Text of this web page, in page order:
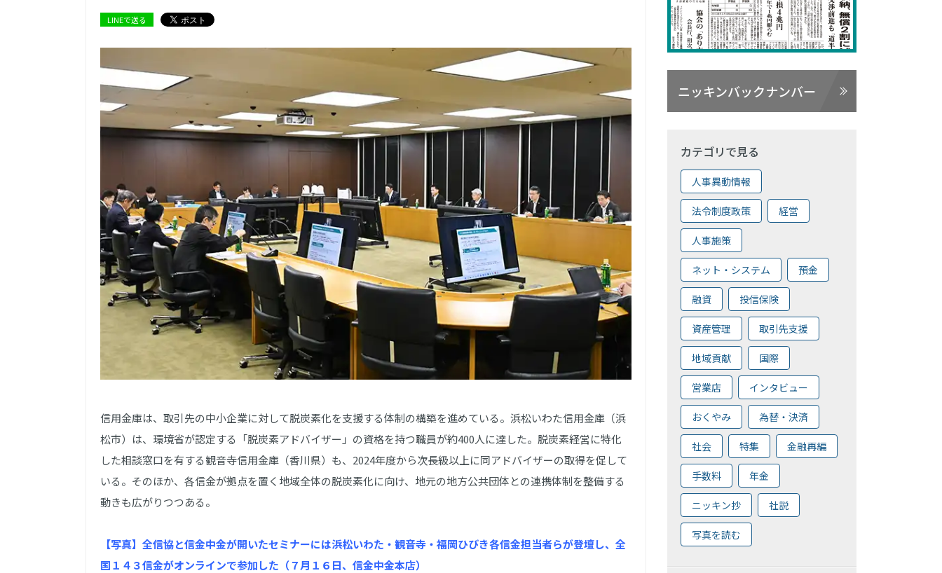
LINEで送る
信用金庫は、取引先の中小企業に対して脱炭素化を支援する体制の構築を進めている。浜松いわた信用金庫（浜
松市）は、環境省が認定する「脱炭素アドバイザー」の資格を持つ職員が約400人に達した。脱炭素経営に特化
した相談窓口を有する観音寺信用金庫（香川県）も、2024年度から次長級以上に同アドバイザーの取得を促して
いる。そのほか、各信金が拠点を置く地域全体の脱炭素化に向け、地元の地方公共団体との連携体制を整備する
動きも広がりつつある。
【写真】全信協と信金中金が開いたセミナーには浜松いわた・観音寺・福岡ひびき各信金担当者らが登壇し、全
国１４３信金がオンラインで参加した（７月１６日、信金中金本店）
ニッキンバックナンバー
カテゴリで見る
人事異動情報
法令制度政策 経営
人事施策
ネット・システム 預金
融資 投信保険
資産管理 取引先支援
地域貢献 国際
営業店 インタビュー
おくやみ 為替・決済
社会 特集 金融再編
手数料 年金
ニッキン抄 社説
写真を読む